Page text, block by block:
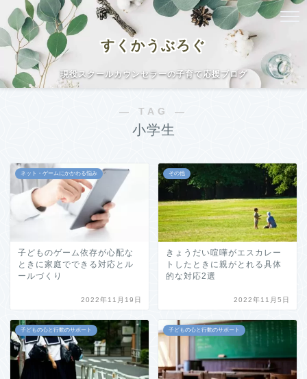
すくかうぶろぐ
現役スクールカウンセラーの子育て応援ブログ
― TAG ―
小学生
ネット・ゲームにかかわる悩み
子どものゲーム依存が心配な
ときに家庭でできる対応とル
ールづくり
2022年11月19日
その他
きょうだい喧嘩がエスカレー
トしたときに親がとれる具体
的な対応2選
2022年11月5日
子どもの心と行動のサポート 子どもの心と行動のサポート